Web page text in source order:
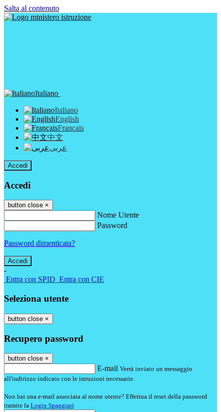
Salta al contenuto
Italiano
Italiano
English
Français
中文
عربى
Accedi
Accedi
button close ×
Nome Utente
Password
Password dimenticata?
-
Entra con SPID Entra con CIE
Seleziona utente
button close ×
Recupero password
button close ×
E-mail Verrà inviato un messaggio
all'indirizzo indicato con le istruzioni necessarie.
Non hai una e-mail associata al nome utente? Effettua il reset della password
tramite la Login Spaggiari